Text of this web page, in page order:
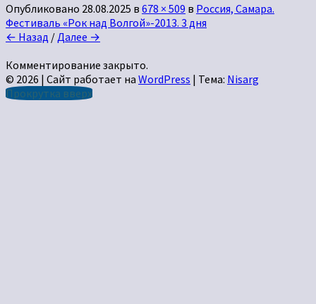
Опубликовано 28.08.2025 в 678 × 509 в Россия, Самара.
Фестиваль «Рок над Волгой»-2013. 3 дня
← Назад /Далее →
Комментирование закрыто.
© 2026 | Сайт работает на WordPress | Тема: Nisarg
Прокрутка вверх